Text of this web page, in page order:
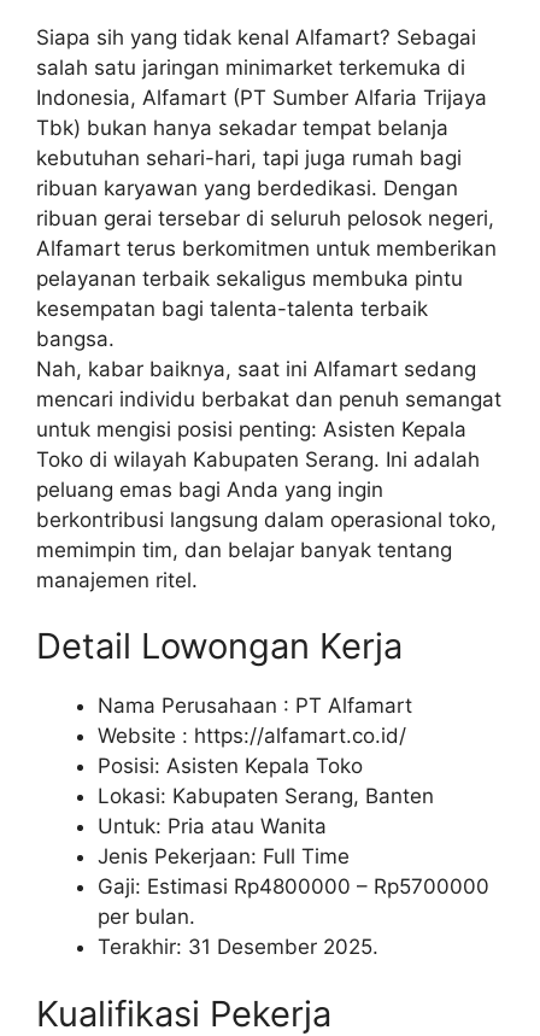
Siapa sih yang tidak kenal Alfamart? Sebagai
salah satu jaringan minimarket terkemuka di
Indonesia, Alfamart (PT Sumber Alfaria Trijaya
Tbk) bukan hanya sekadar tempat belanja
kebutuhan sehari-hari, tapi juga rumah bagi
ribuan karyawan yang berdedikasi. Dengan
ribuan gerai tersebar di seluruh pelosok negeri,
Alfamart terus berkomitmen untuk memberikan
pelayanan terbaik sekaligus membuka pintu
kesempatan bagi talenta-talenta terbaik
bangsa.
Nah, kabar baiknya, saat ini Alfamart sedang
mencari individu berbakat dan penuh semangat
untuk mengisi posisi penting: Asisten Kepala
Toko di wilayah Kabupaten Serang. Ini adalah
peluang emas bagi Anda yang ingin
berkontribusi langsung dalam operasional toko,
memimpin tim, dan belajar banyak tentang
manajemen ritel.
Detail Lowongan Kerja
Nama Perusahaan : PT Alfamart
Website : https://alfamart.co.id/
Posisi: Asisten Kepala Toko
Lokasi: Kabupaten Serang, Banten
Untuk: Pria atau Wanita
Jenis Pekerjaan: Full Time
Gaji: Estimasi Rp4800000 – Rp5700000
per bulan.
Terakhir: 31 Desember 2025.
Kualifikasi Pekerja